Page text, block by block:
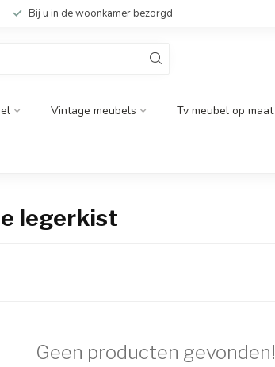
Bij u in de woonkamer bezorgd
Vintage meubels Tv meubel op maat
legerkist
Geen producten gevonden!